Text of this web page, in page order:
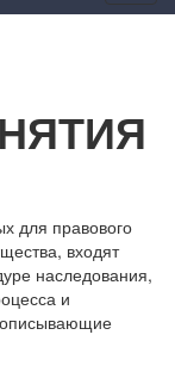
для правового
входят
наследования,
и